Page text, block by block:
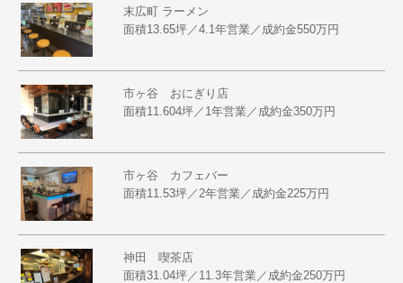
末広町 ラーメン
面積13.65坪／4.1年営業／成約金550万円
市ヶ谷 おにぎり店
面積11.604坪／1年営業／成約金350万円
市ヶ谷 カフェバー
面積11.53坪／2年営業／成約金225万円
神田 喫茶店
面積31.04坪／11.3年営業／成約金250万円